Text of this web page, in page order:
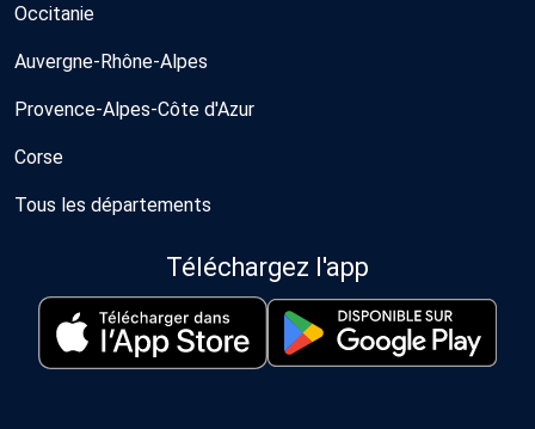
Occitanie
Auvergne-Rhône-Alpes
Provence-Alpes-Côte d'Azur
Corse
Tous les départements
Téléchargez l'app